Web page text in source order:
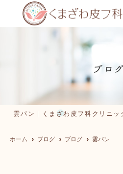
ブロ
雲パン｜くまざわ皮フ科クリニ
ホーム ブログ ブログ 雲パン